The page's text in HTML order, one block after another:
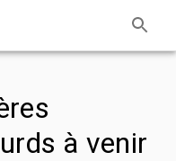
à venir